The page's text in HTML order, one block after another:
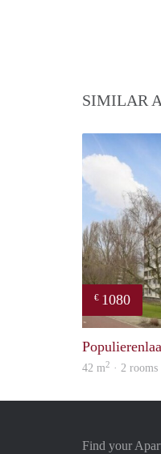
SIMILAR
€ 1080
42 m2 · 2
Find your